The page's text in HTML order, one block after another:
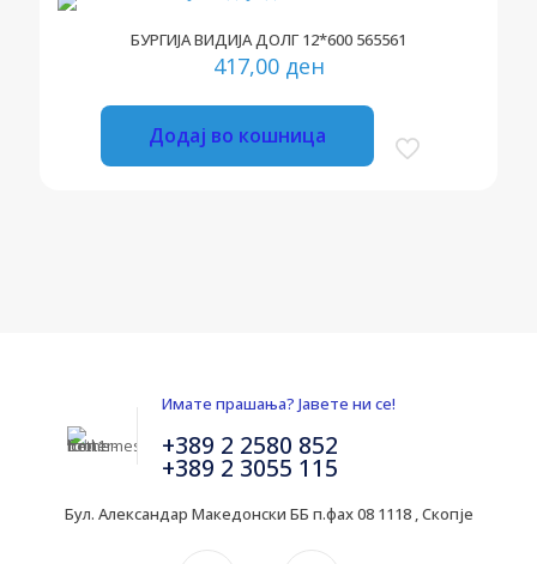
БУРГИЈА ВИДИЈА ДОЛГ 12*600 565561
417,00 ден
Додај во кошница
Имате прашања? Јавете ни се!
+389 2 2580 852
+389 2 3055 115
Бул. Александар Македонски ББ п.фах 08 1118 , Скопје